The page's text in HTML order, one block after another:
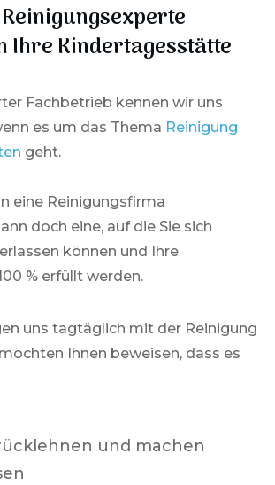
Ihre Kindertagesstätte
Fachbetrieb kennen wir uns
es um das Thema Reinigung
geht.
eine Reinigungsfirma
doch eine, auf die Sie sich
können und Ihre
% erfüllt werden.
uns tagtäglich mit der Reinigung
Ihnen beweisen, dass es
und machen